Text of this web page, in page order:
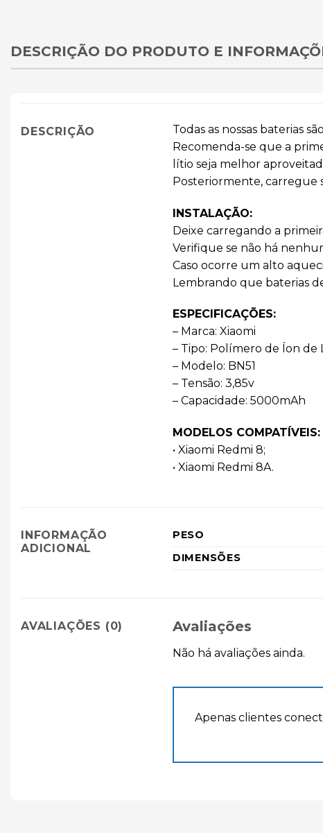
DESCRIÇÃO DO PRODUTO E
DESCRIÇÃO
Todas as nossas baterias
Recomenda-se que a
lítio seja melhor
Posteriormente, carregue
INSTALAÇÃO:
Deixe carregando a
Verifique se não há
Caso ocorre um alto
Lembrando que baterias
ESPECIFICAÇÕES:
– Marca: Xiaomi
– Tipo: Polímero de Íon de
– Modelo: BN51
– Tensão: 3,85v
– Capacidade: 5000mAh
MODELOS COMPATÍVEIS:
• Xiaomi Redmi 8;
• Xiaomi Redmi 8A.
INFORMAÇÃO
ADICIONAL
PESO
DIMENSÕES
AVALIAÇÕES (0) Avaliações
Não há avaliações ainda.
Apenas clientes